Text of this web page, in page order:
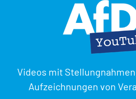
Videos mit
Aufzeichnungen von